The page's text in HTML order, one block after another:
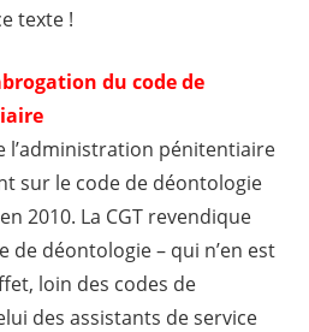
texte !
du code de
l’administration pénitentiaire
sur le code de déontologie
2010. La CGT revendique
de déontologie – qui n’en est
loin des codes de
des assistants de service